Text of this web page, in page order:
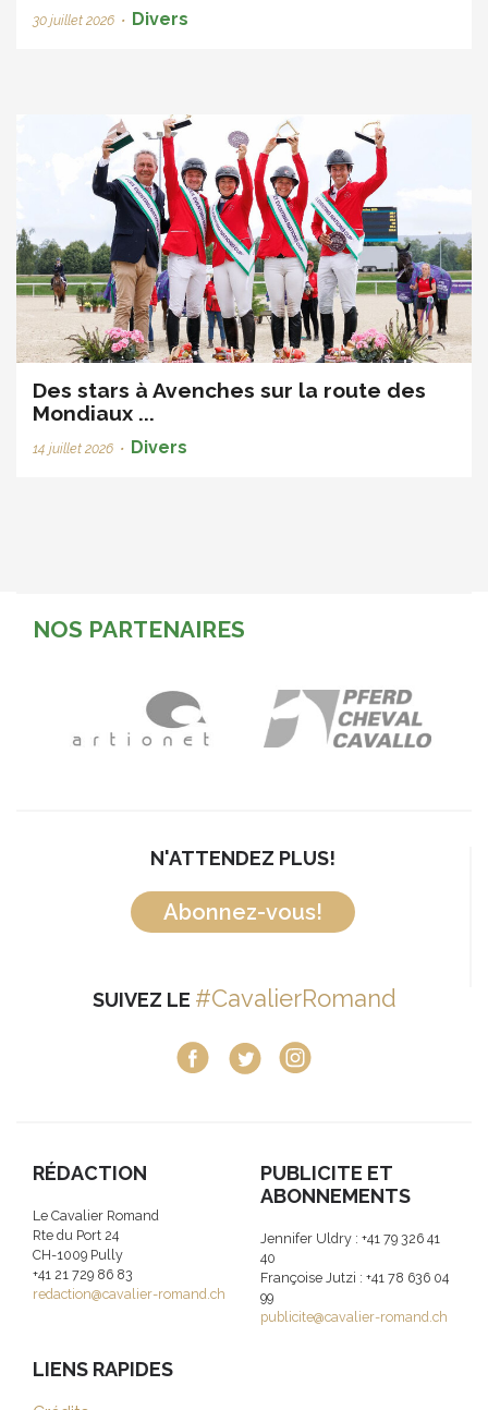
30 juillet 2026 • Divers
Des stars à Avenches sur la route des
Mondiaux ...
14 juillet 2026 • Divers
NOS PARTENAIRES
N'ATTENDEZ PLUS!
Abonnez-vous!
SUIVEZ LE #CavalierRomand
RÉDACTION
Le Cavalier Romand
Rte du Port 24
CH-1009 Pully
+41 21 729 86 83
redaction@cavalier-romand.ch
PUBLICITE ET
ABONNEMENTS
Jennifer Uldry : +41 79 326 41
40
Françoise Jutzi : +41 78 636 04
99
publicite@cavalier-romand.ch
LIENS RAPIDES